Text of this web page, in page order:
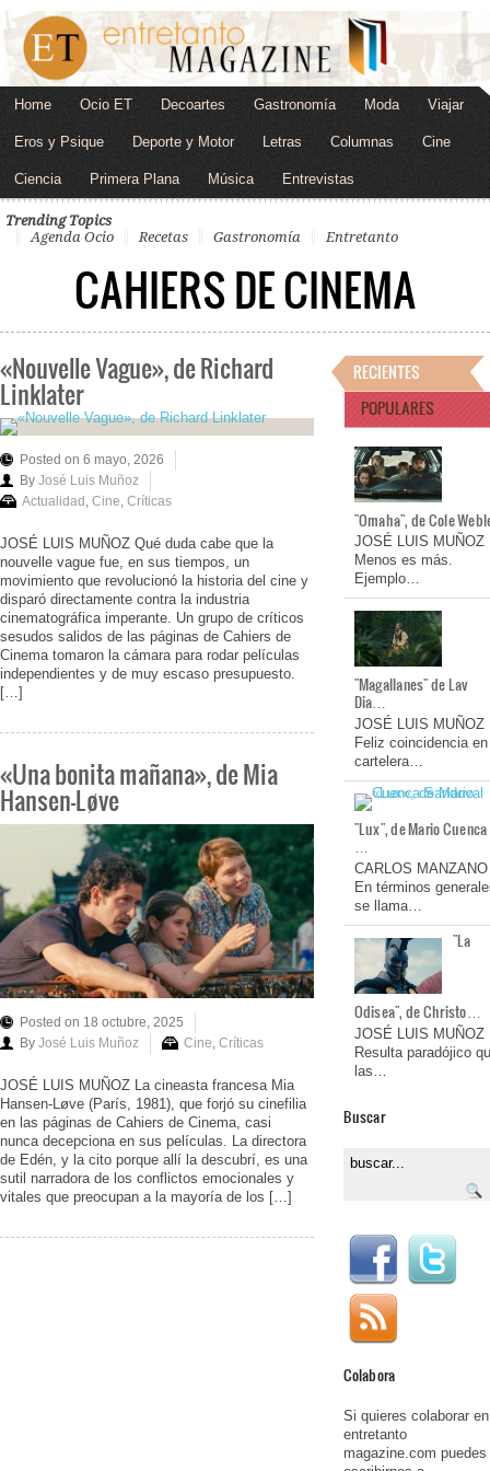
Home Ocio ET Decoartes Gastronomía Moda Viajar
Eros y Psique Deporte y Motor Letras Columnas Cine
Ciencia Primera Plana Música Entrevistas
Trending Topics
Agenda Ocio
Recetas Gastronomía Entretanto
CAHIERS DE CINEMA
«Nouvelle Vague», de Richard
Linklater
Posted on 6 mayo, 2026
By José Luis Muñoz
Actualidad Cine Críticas
JOSÉ LUIS MUÑOZ Qué duda cabe que la
nouvelle vague fue, en sus tiempos, un
movimiento que revolucionó la historia del cine y
disparó directamente contra la industria
cinematográfica imperante. Un grupo de críticos
sesudos salidos de las páginas de Cahiers de
Cinema tomaron la cámara para rodar películas
independientes y de muy escaso presupuesto.
[…]
«Una bonita mañana», de Mia
Hansen-Løve
Posted on 18 octubre, 2025
By José Luis Muñoz Cine, Críticas
JOSÉ LUIS MUÑOZ La cineasta francesa Mia
Hansen-Løve (París, 1981), que forjó su cinefilia
en las páginas de Cahiers de Cinema, casi
nunca decepciona en sus películas. La directora
de Edén, y la cito porque allí la descubrí, es una
sutil narradora de los conflictos emocionales y
vitales que preocupan a la mayoría de los […]
RECIENTES
POPULARES
"Omaha", de Cole
JOSÉ LUIS MUÑOZ
Menos es más.
Ejemplo…
"Magallanes" de Lav
Dia…
JOSÉ LUIS MUÑOZ
Feliz coincidencia en
cartelera…
"Lux", de Mario Cuenca
…
CARLOS MANZANO
En términos
se llama…
"La
Odisea", de Christo…
JOSÉ LUIS MUÑOZ
Resulta paradójico
las…
Buscar
Colabora
Si quieres colaborar en
entretanto
magazine.com puedes